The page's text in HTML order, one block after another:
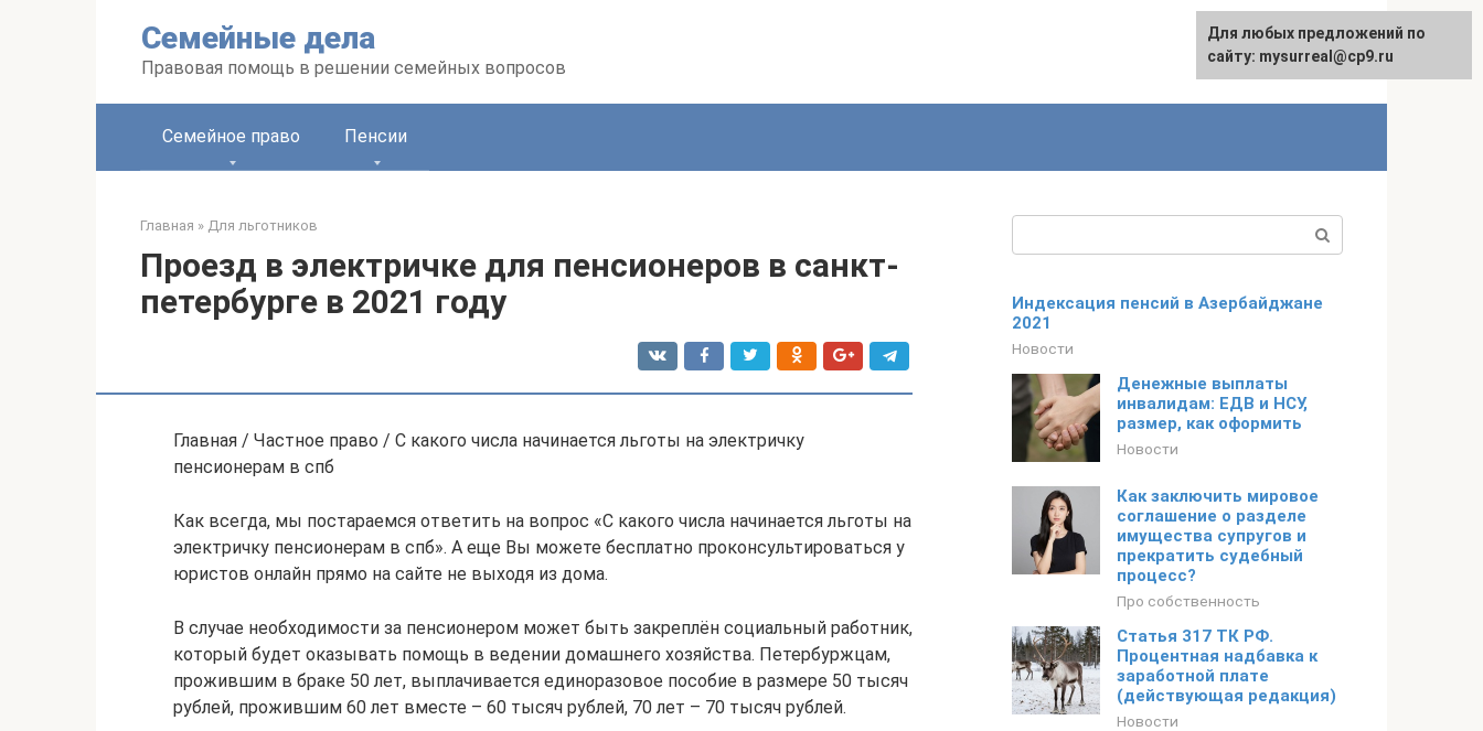
Семейные дела
Правовая помощь в решении семейных вопросов
Семейное право Пенсии
Главная » Для льготников
Проезд в электричке для пенсионеров в санкт-
петербурге в 2021 году
Главная / Частное право / С какого числа начинается льготы на электричку
пенсионерам в спб
Как всегда, мы постараемся ответить на вопрос «С какого числа начинается льготы на
электричку пенсионерам в спб». А еще Вы можете бесплатно проконсультироваться у
юристов онлайн прямо на сайте не выходя из дома.
В случае необходимости за пенсионером может быть закреплён социальный работник,
который будет оказывать помощь в ведении домашнего хозяйства. Петербуржцам,
прожившим в браке 50 лет, выплачивается единоразовое пособие в размере 50 тысяч
рублей, прожившим 60 лет вместе – 60 тысяч рублей, 70 лет – 70 тысяч рублей.
Индексация пенсий в Азербайджане
2021
Новости
Денежные выплаты
инвалидам: ЕДВ и НСУ,
размер, как оформить
Новости
Как заключить мировое
соглашение о разделе
имущества супругов и
прекратить судебный
процесс?
Про собственность
Статья 317 ТК РФ.
Процентная надбавка к
заработной плате
(действующая редакция)
Новости
Для любых предложений по
сайту: mysurreal@cp9.ru